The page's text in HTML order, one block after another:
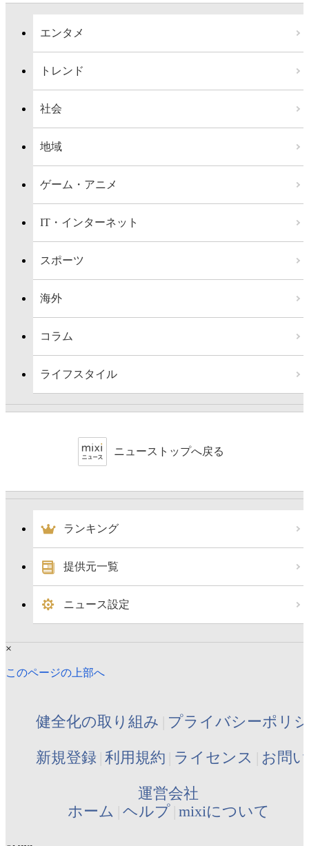
エンタメ
トレンド
社会
地域
ゲーム・アニメ
IT・インターネット
スポーツ
海外
コラム
ライフスタイル
ニューストップへ戻る
ランキング
提供元一覧
ニュース設定
×
このページの上部へ
健全化の取り組み プライバシーポリ
新規登録 利用規約 ライセンス お問
運営会社
ホーム ヘルプ mixiについて